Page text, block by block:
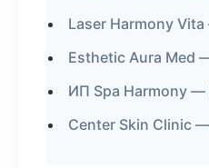
Laser Harmony
Esthetic Aura Med
ИП Spa Harmony
Center Skin Clinic